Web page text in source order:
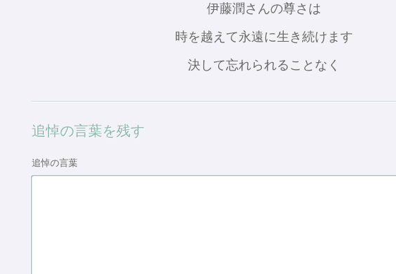
伊藤潤さんの尊さは
時を越えて永遠に生き続けます
決して忘れられることなく
追悼の言葉を残す
追悼の言葉